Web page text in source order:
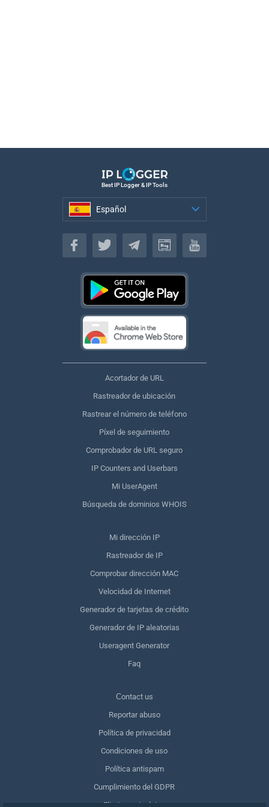
Best IP Logger & IP Tools
Español
Español
Acortador de URL
Rastreador de ubicación
Rastrear el número de teléfono
Píxel de seguimiento
Comprobador de URL seguro
IP Counters and Userbars
Mi UserAgent
Búsqueda de dominios WHOIS
Mi dirección IP
Rastreador de IP
Comprobar dirección MAC
Velocidad de Internet
Generador de tarjetas de crédito
Generador de IP aleatorias
Useragent Generator
Faq
Сontact us
Reportar abuso
Política de privacidad
Condiciones de uso
Política antispam
Cumplimiento del GDPR
Eliminar mis datos